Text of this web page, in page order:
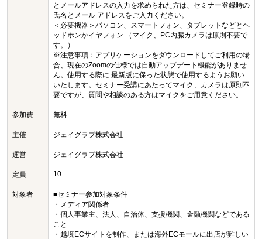
とメールアドレスの入力を求められた方は、セミナー登録時の
氏名とメール アドレスをご入力ください。
＜必要機器＞パソコン、スマートフォン、タブレットなどとヘ
ッドホンかイヤフォン （マイク、PC内臓カメラは原則不要で
す。）
※注意事項：アプリケーションをダウンロードしてご利用の場
合、現在のZoomの仕様では自動アップデート機能がありませ
ん。使用する際に 最新版に保った状態で使用するようお願い
いたします。セミナー受講にあたってマイク、カメラは原則不
要ですが、質問や相談のある方はマイクをご用意ください。
参加費 無料
主催 ジェイグラブ株式会社
運営 ジェイグラブ株式会社
定員 10
対象者
■セミナー参加対象条件
・メディア関係者
・個人事業主、法人、自治体、支援機関、金融機関などである
こと
・越境ECサイトを制作、または海外ECモールに出店が難しい